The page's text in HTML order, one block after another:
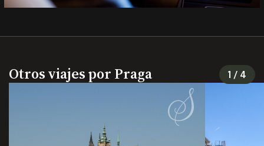
Otros viajes por Praga 1 / 4